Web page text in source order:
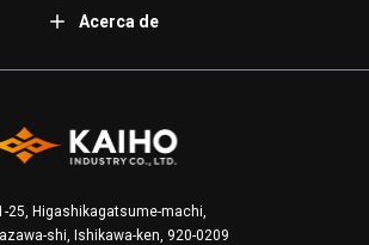
Acerca de
25, Higashikagatsume-machi,
shi, Ishikawa-ken, 920-0209